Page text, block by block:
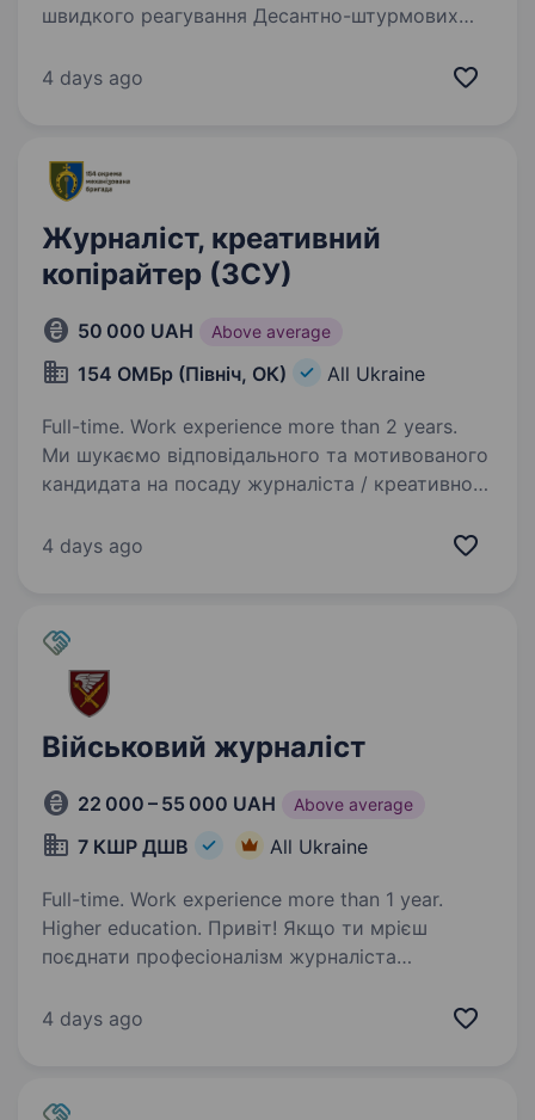
швидкого реагування Десантно-штурмових
професіоналів, які поєднують мужність,
4 days ago
Журналіст, креативний
копірайтер (ЗСУ)
50 000 UAH Above average
154 ОМБр (Північ, ОК) All Ukraine
Full-time. Work experience more than 2 years.
Ми шукаємо відповідального та мотивованого
кандидата на посаду журналіста / креативного
154-ї окремої механізованої бригади 16-го
4 days ago
Військовий журналіст
22 000 – 55 000 UAH Above average
7 КШР ДШВ All Ukraine
Full-time. Work experience more than 1 year.
Higher education. Привіт! Якщо ти мрієш
поєднати професіоналізм журналіста
на передовій і бути голосом справжніх героїв,
4 days ago